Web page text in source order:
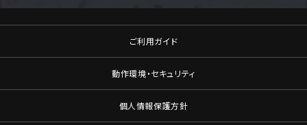
ご利用ガイド
動作環境・セキュリティ
個人情報保護方針